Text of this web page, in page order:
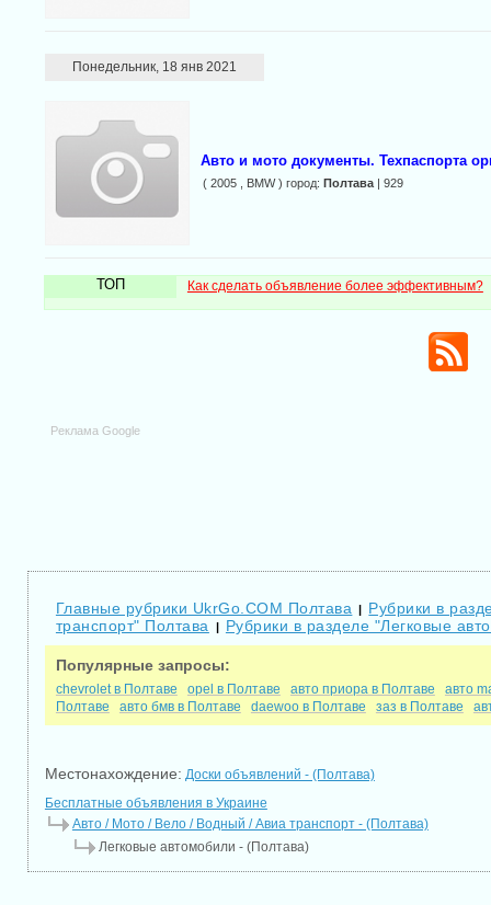
Понедельник, 18 янв 2021
Авто и мото документы. Техпаспорта
( 2005 , BMW ) город: Полтава| 929
ТОП Как сделать объявление более эффективным?
Реклама Google
Главные рубрики UkrGo.COM Полтава | Рубрики в
транспорт" Полтава
| Рубрики в разделе "Легковые
Популярные запросы:
chevrolet в Полтаве opel в Полтаве авто приора в Полтаве
авто
Полтаве
авто бмв в Полтаве daewoo в Полтаве заз в Полтаве
Местонахождение: Доски объявлений - (Полтава)
Бесплатные объявления в Украине
Авто / Мото / Вело / Водный / Авиа транспорт - (Полтава)
Легковые автомобили - (Полтава)